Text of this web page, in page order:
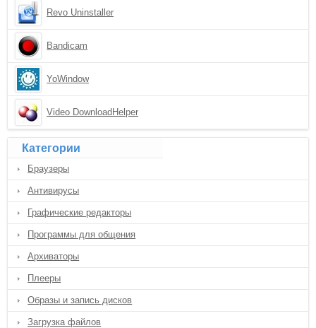
Revo Uninstaller
Bandicam
YoWindow
Video DownloadHelper
Категории
Браузеры
Антивирусы
Графические редакторы
Программы для общения
Архиваторы
Плееры
Образы и запись дисков
Загрузка файлов